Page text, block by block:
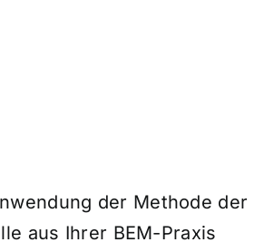
der Methode der
aus Ihrer BEM-Praxis